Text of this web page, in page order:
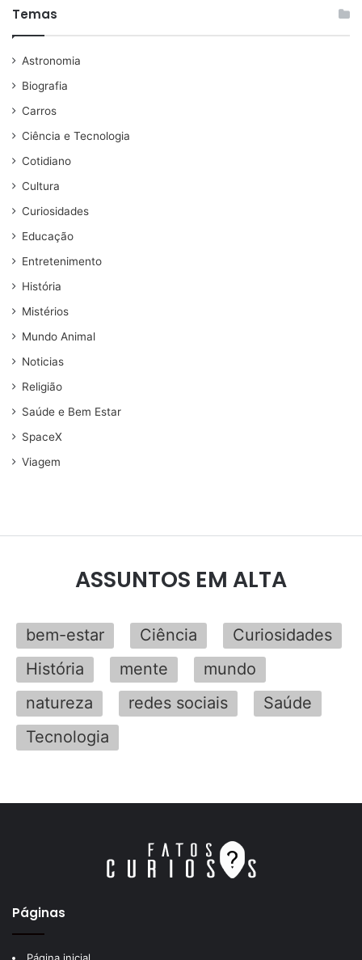
Temas
Astronomia
Biografia
Carros
Ciência e Tecnologia
Cotidiano
Cultura
Curiosidades
Educação
Entretenimento
História
Mistérios
Mundo Animal
Noticias
Religião
Saúde e Bem Estar
SpaceX
Viagem
ASSUNTOS EM ALTA
bem-estar Ciência
Curiosidades
História
mente
mundo
natureza
redes sociais
Saúde
Tecnologia
Páginas